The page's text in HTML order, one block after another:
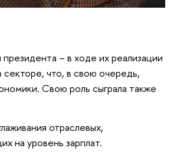
– в ходе их реализации
что, в свою очередь,
Свою роль сыграла также
отраслевых,
на уровень зарплат.